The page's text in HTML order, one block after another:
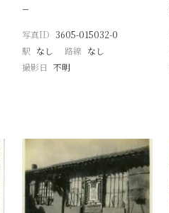
−
写真ID 3605-015032-0
駅 なし 路線 なし
撮影日 不明